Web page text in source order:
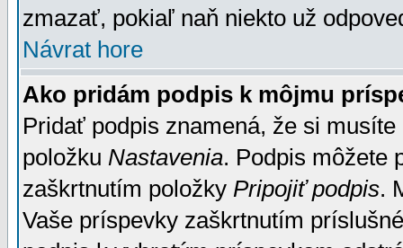
zmazať, pokiaľ naň niekto už
Návrat hore
Ako pridám podpis k môjmu
Pridať podpis znamená, že si
položku Nastavenia. Podpis môžete
zaškrtnutím položky Pripojiť podpis.
Vaše príspevky zaškrtnutím